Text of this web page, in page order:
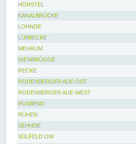
HÖRSTEL
KANALBRÜCKE
LOHNDE
LÜBBECKE
MEHRUM
NIENBRÜGGE
RECKE
RODENBERGER AUE-OST
RODENBERGER AUE-WEST
RUSBEND
RÜHEN
SEHNDE
SÜLFELD OW